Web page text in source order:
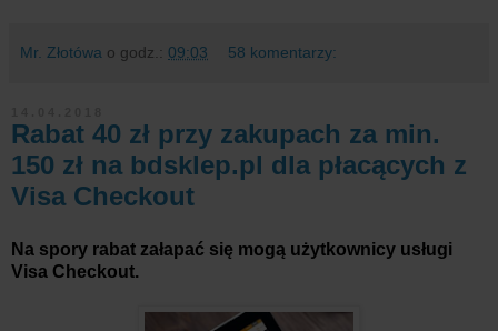
Mr. Złotówa o godz.: 09:03 58 komentarzy:
Rabat 40 zł przy zakupach za min.
150 zł na bdsklep.pl dla płacących z
Visa Checkout
Na spory rabat załapać się mogą użytkownicy usługi
Visa Checkout.